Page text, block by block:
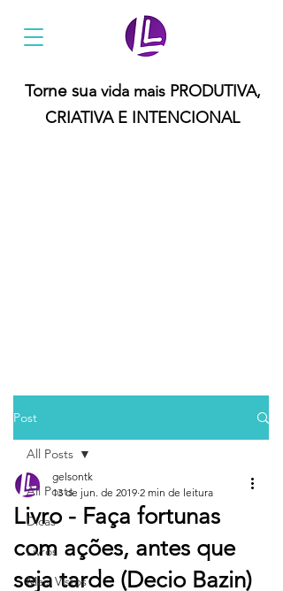
Torne sua vida mais PRODUTIVA,
CRIATIVA E INTENCIONAL
Post
All Posts
Dicas
Livros
Mais Vistos
All Posts
Livro - Faça fortunas
com ações, antes que
seja tarde (Decio Bazin)
gelsontk
13 de jun. de 2019 2 min de leitura